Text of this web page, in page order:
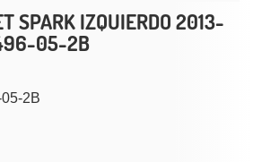
SPARK IZQUIERDO 2013-
05-2B
2B